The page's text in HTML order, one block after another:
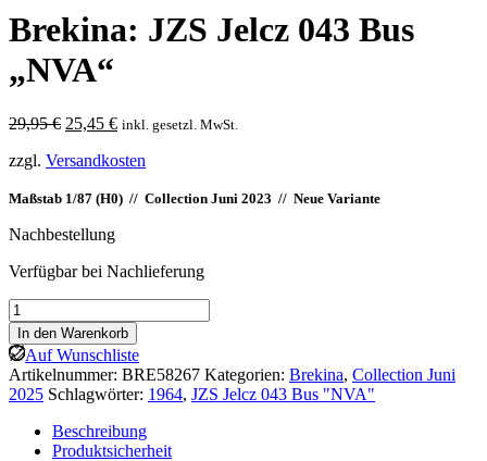
Brekina: JZS Jelcz 043 Bus
„NVA“
29,95€ Ursprünglicher
war:
25,45 €Aktueller
ist:
inkl. gesetzl. MwSt.
zzgl. Versandkosten
Maßstab 1/87 (H0) // Collection Juni 2023 // Neue Variante
Nachbestellung
Verfügbar bei Nachlieferung
Brekina:
JZS
Jelcz
043
Bus
"NVA"
Menge
In den Warenkorb
Auf Wunschliste
Artikelnummer: BRE58267 Kategorien: Brekina, Collection Juni
2025 Schlagwörter: 1964, JZS Jelcz 043 Bus "NVA"
Beschreibung
Produktsicherheit